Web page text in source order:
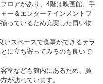
ロアがあり、4階は映画館、手
ー＆エンターテインメントフ
っているため充実した買い物
いスペースで食事ができるテラ
に立ち寄ってみるのも良いで
室なども館内にあるため、買
が訪れています。